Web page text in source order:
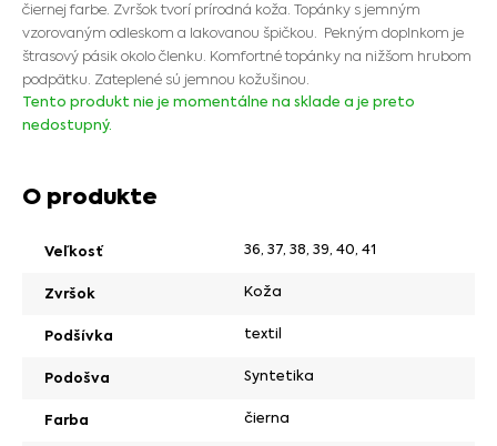
čiernej farbe. Zvršok tvorí prírodná koža. Topánky s jemným
vzorovaným odleskom a lakovanou špičkou. Pekným doplnkom je
štrasový pásik okolo členku. Komfortné topánky na nižšom hrubom
podpätku. Zateplené sú jemnou kožušinou.
Tento produkt nie je momentálne na sklade a je preto
nedostupný.
O produkte
Veľkosť 36, 37, 38, 39, 40, 41
Zvršok Koža
Podšívka textil
Podošva Syntetika
Farba čierna